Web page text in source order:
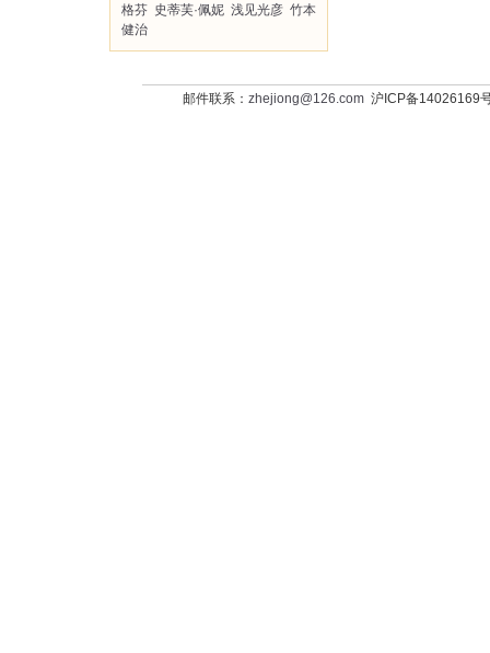
格芬 史蒂芙·佩妮 浅见光彦 竹本
健治
邮件联系： zhejiong@126.com沪ICP备14026169